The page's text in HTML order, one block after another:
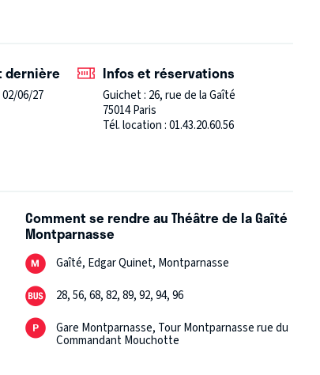
dernière
06/27
Infos et réservations
Guichet : 26, rue de la Gaîté
75014 Paris
Tél. location : 01.43.20.60.56
à l'adresse suivante : gaite.contact@orange.fr
Comment se rendre au Théâtre de la Gaîté
Montparnasse
Gaîté, Edgar Quinet, Montparnasse
28, 56, 68, 82, 89, 92, 94, 96
Gare Montparnasse, Tour Montparnasse rue du
Commandant Mouchotte